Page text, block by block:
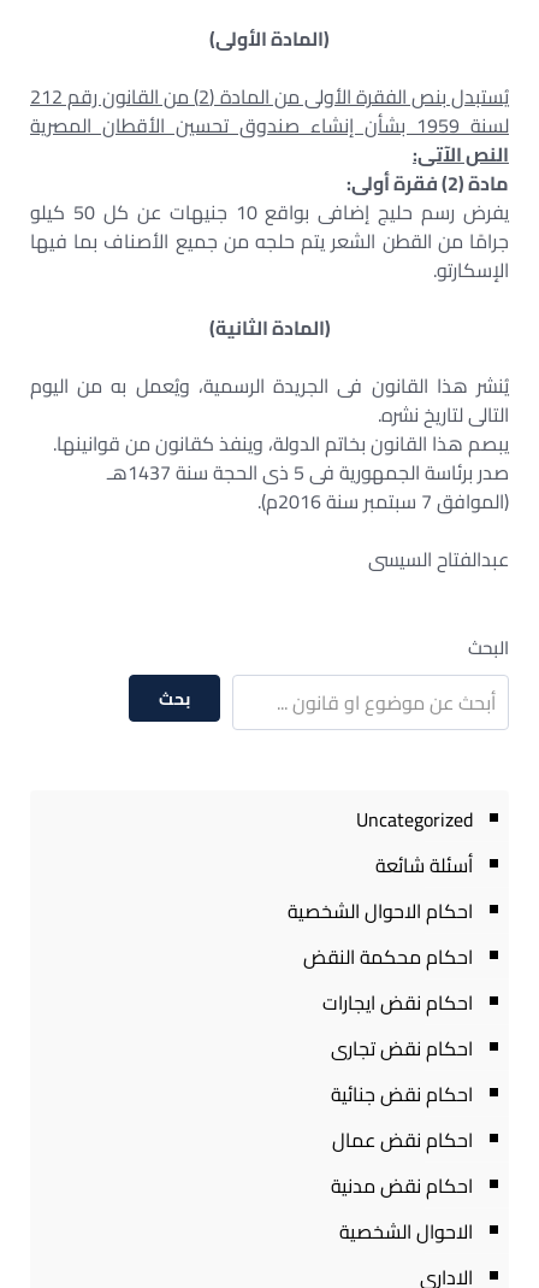
(المادة الأولى)
يُستبدل بنص الفقرة الأولى من المادة (2) من القانون رقم 212
لسنة 1959 بشأن إنشاء صندوق تحسين الأقطان المصرية
النص الآتى:
مادة (2) فقرة أولى:
يفرض رسم حليج إضافى بواقع 10 جنيهات عن كل 50 كيلو
جرامًا من القطن الشعر يتم حلجه من جميع الأصناف بما فيها
الإسكارتو.
(المادة الثانية)
يُنشر هذا القانون فى الجريدة الرسمية، ويُعمل به من اليوم
التالى لتاريخ نشره.
يبصم هذا القانون بخاتم الدولة، وينفذ كقانون من قوانينها.
صدر برئاسة الجمهورية فى 5 ذى الحجة سنة 1437هـ
(الموافق 7 سبتمبر سنة 2016م).
عبدالفتاح السيسى
البحث
بحث
Uncategorized
أسئلة شائعة
احكام الاحوال الشخصية
احكام محكمة النقض
احكام نقض ايجارات
احكام نقض تجارى
احكام نقض جنائية
احكام نقض عمال
احكام نقض مدنية
الاحوال الشخصية
الادارى